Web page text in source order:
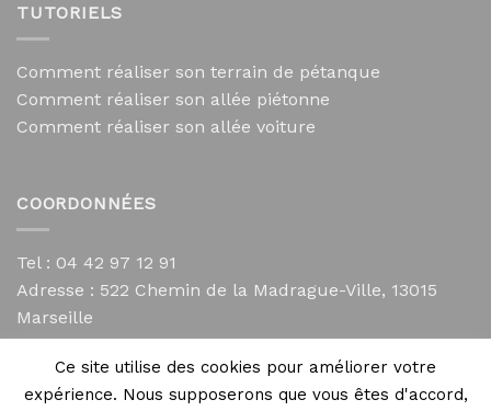
TUTORIELS
Comment réaliser son terrain de pétanque
Comment réaliser son allée piétonne
Comment réaliser son allée voiture
COORDONNÉES
Tel : 04 42 97 12 91
Adresse : 522 Chemin de la Madrague-Ville, 13015
Marseille
contact@mycailloux.com
Mentions légales
Ce site utilise des cookies pour améliorer votre
expérience. Nous supposerons que vous êtes d'accord,